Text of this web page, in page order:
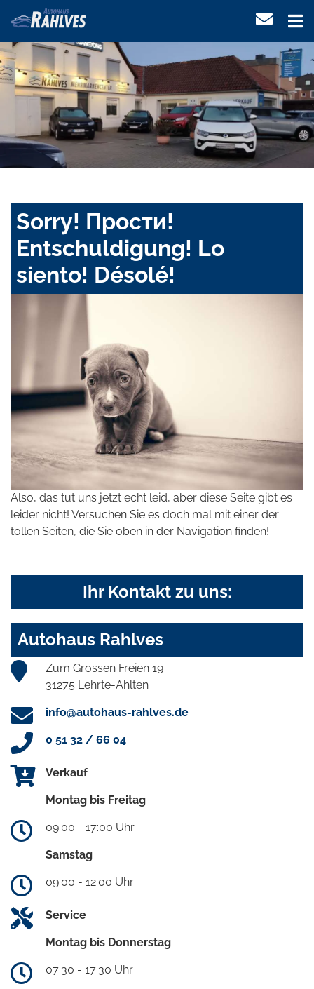
Sorry! Прости!
Entschuldigung! Lo
siento! Désolé!
Also, das tut uns jetzt echt leid, aber diese Seite gibt es
leider nicht! Versuchen Sie es doch mal mit einer der
tollen Seiten, die Sie oben in der Navigation finden!
Ihr Kontakt zu uns:
Autohaus Rahlves
Zum Grossen Freien 19
31275 Lehrte-Ahlten
info@autohaus-rahlves.de
0 51 32 / 66 04
Verkauf
Montag bis Freitag
09:00 - 17:00 Uhr
Samstag
09:00 - 12:00 Uhr
Service
Montag bis Donnerstag
07:30 - 17:30 Uhr